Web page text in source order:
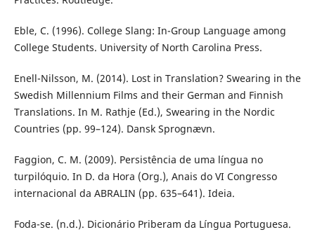
Eble, C. (1996). College Slang: In-Group Language among
College Students. University of North Carolina Press.
Enell-Nilsson, M. (2014). Lost in Translation? Swearing in the
Swedish Millennium Films and their German and Finnish
Translations. In M. Rathje (Ed.), Swearing in the Nordic
Countries (pp. 99–124). Dansk Sprognævn.
Faggion, C. M. (2009). Persistência de uma língua no
turpilóquio. In D. da Hora (Org.), Anais do VI Congresso
internacional da ABRALIN (pp. 635–641). Ideia.
Foda-se. (n.d.). Dicionário Priberam da Língua Portuguesa.